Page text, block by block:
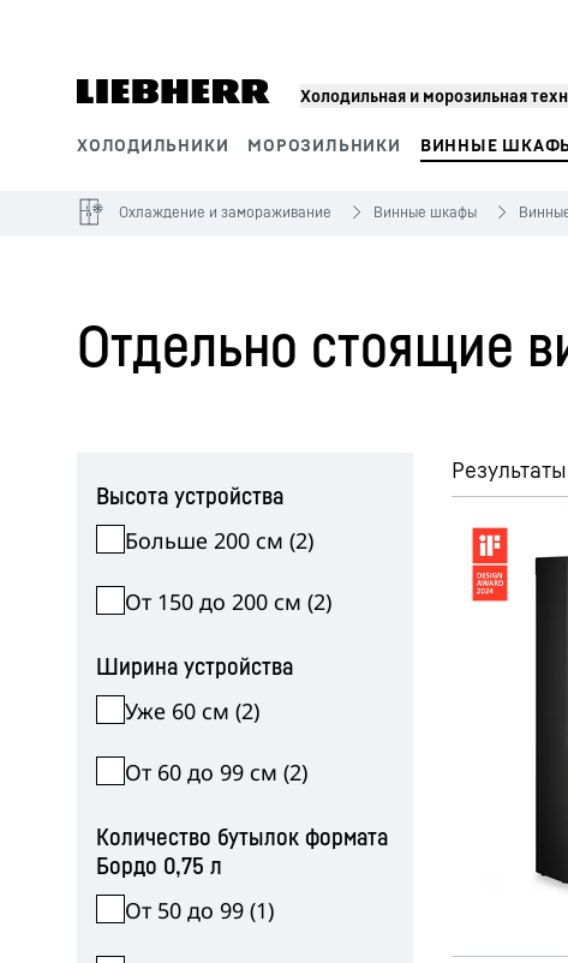
Холодильная и морозильная
ХОЛОДИЛЬНИКИ МОРОЗИЛЬНИКИ ВИННЫЕ
Подробнее о компании
Охлаждение и замораживание Винные шкафы
Отдельно стоящие
Высота устройства
Больше 200 см (2)
От 150 до 200 см (2)
Ширина устройства
Уже 60 см (2)
От 60 до 99 см (2)
Количество бутылок формата
Бордо 0,75 л
От 50 до 99 (1)